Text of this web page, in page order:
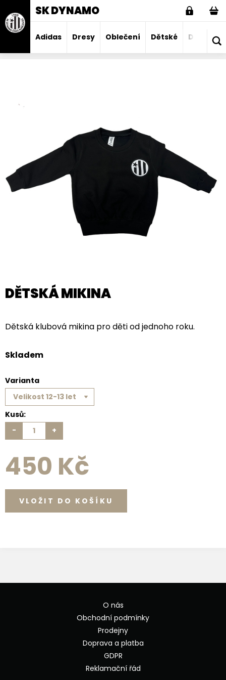
SK DYNAMO
Adidas Dresy Oblečení Dětské
DĚTSKÁ MIKINA
Dětská klubová mikina pro děti od jednoho roku.
Skladem
Varianta
Kusů:
-
+
450 Kč
O nás
Obchodní podmínky
Prodejny
Doprava a platba
GDPR
Reklamační řád